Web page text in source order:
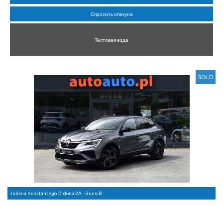
Спросить опекуна
Тестовая езда
SOLD
Juliana Konstantego Ordona 2A - Biuro B